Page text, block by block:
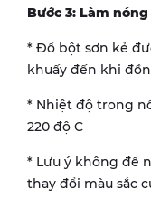
Bước 3: Làm
* Đổ bột sơn kẻ
khuấy đến khi
* Nhiệt độ trong
220 độ C
* Lưu ý không để
thay đổi màu sắc